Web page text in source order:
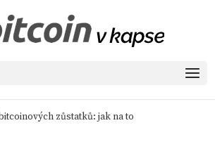
zůstatků: jak na to